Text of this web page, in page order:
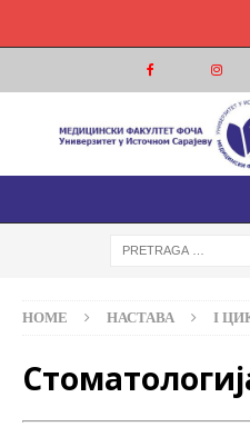
МЕДИЦИНСКИ
МЕДИЦИНСКИ ФАКУЛТЕТ
HOME НАСТАВА I